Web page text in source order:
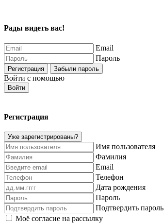
Рады видеть вас!
Email
Пароль
Регистрация Забыли пароль
Войти с помощью
Войти
Регистрация
Уже зарегистрированы?
Имя пользователя
Фамилия
Email
Телефон
Дата рождения
Пароль
Подтвердить пароль
Моё согласие на рассылку